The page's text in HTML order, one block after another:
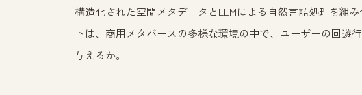
構造化された空間メタデータとLLMによる自然言語処理を組
トは、商用メタバースの多様な環境の中で、ユーザーの回遊
与えるか。